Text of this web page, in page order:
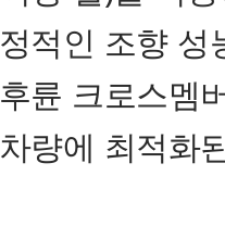
정적인 조향 성
후륜 크로스멤
차량에 최적화